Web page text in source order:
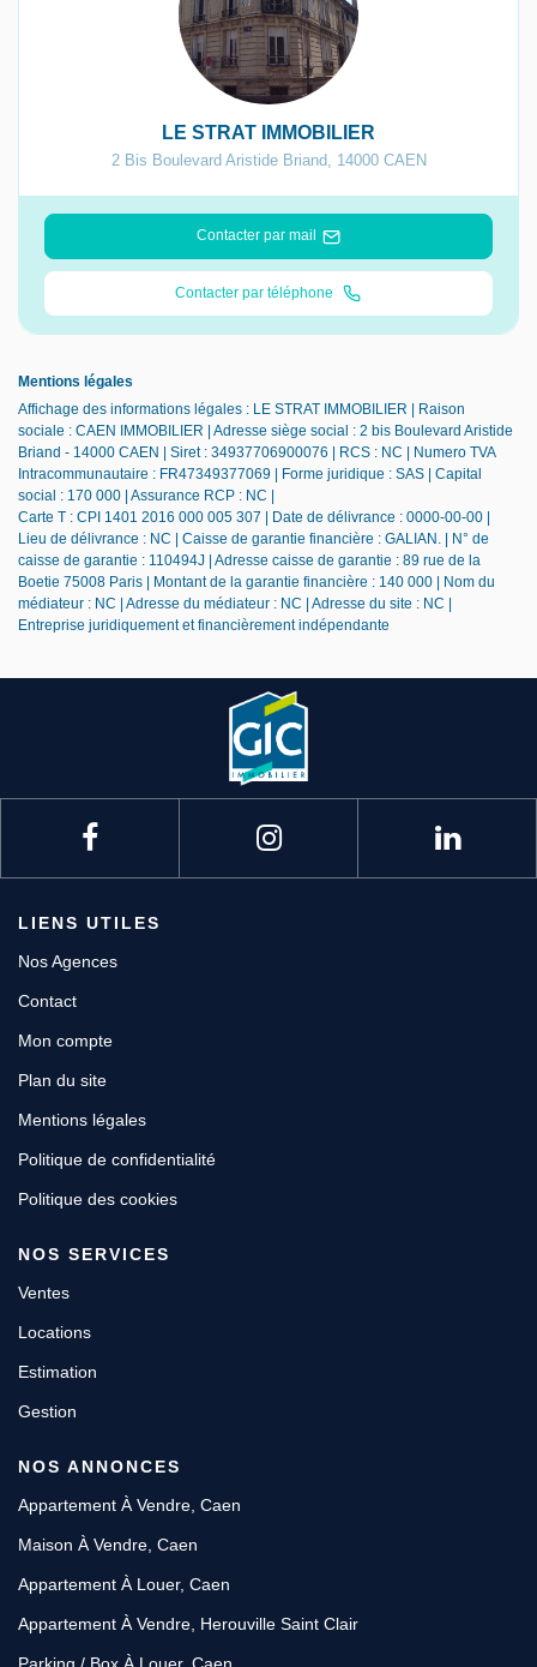
LE STRAT IMMOBILIER
2 Bis Boulevard Aristide Briand, 14000 CAEN
Contacter par mail
Contacter par téléphone
Mentions légales
Affichage des informations légales : LE STRAT IMMOBILIER | Raison
sociale : CAEN IMMOBILIER | Adresse siège social : 2 bis Boulevard Aristide
Briand - 14000 CAEN | Siret : 34937706900076 | RCS : NC | Numero TVA
Intracommunautaire : FR47349377069 | Forme juridique : SAS | Capital
social : 170 000 | Assurance RCP : NC |
Carte T : CPI 1401 2016 000 005 307 | Date de délivrance : 0000-00-00 |
Lieu de délivrance : NC | Caisse de garantie financière : GALIAN. | N° de
caisse de garantie : 110494J | Adresse caisse de garantie : 89 rue de la
Boetie 75008 Paris | Montant de la garantie financière : 140 000 | Nom du
médiateur : NC | Adresse du médiateur : NC | Adresse du site : NC |
Entreprise juridiquement et financièrement indépendante
LIENS UTILES
Nos Agences
Contact
Mon compte
Plan du site
Mentions légales
Politique de confidentialité
Politique des cookies
NOS SERVICES
Ventes
Locations
Estimation
Gestion
NOS ANNONCES
Appartement À Vendre, Caen
Maison À Vendre, Caen
Appartement À Louer, Caen
Appartement À Vendre, Herouville Saint Clair